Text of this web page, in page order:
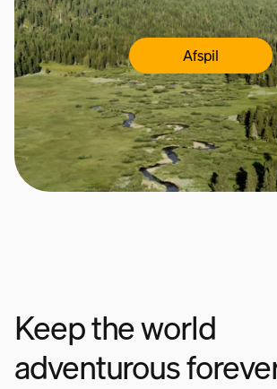
Afspil
Keep the world
adventurous